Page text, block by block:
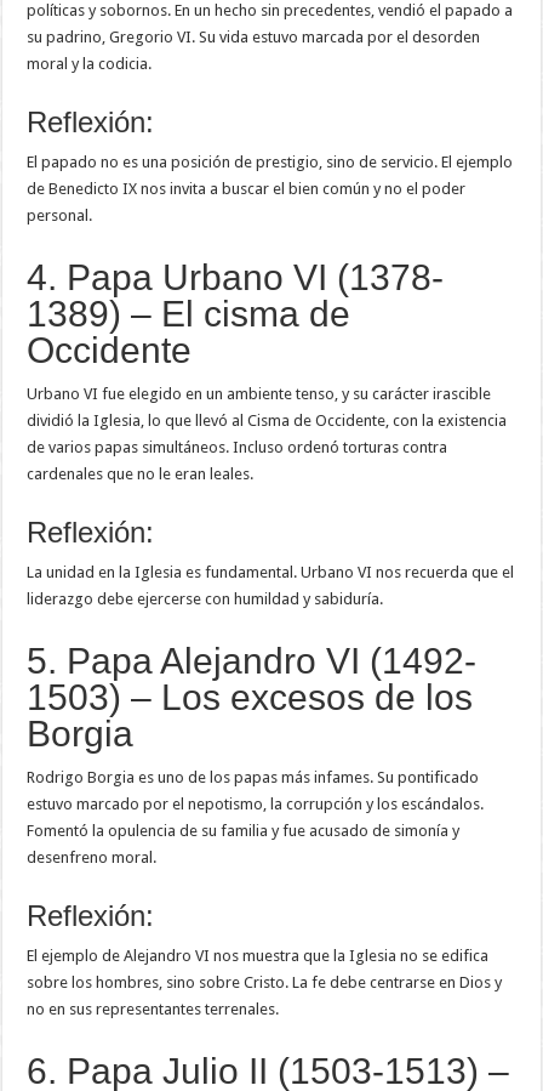
políticas y sobornos. En un hecho sin precedentes, vendió el papado a
su padrino, Gregorio VI. Su vida estuvo marcada por el desorden
moral y la codicia.
Reflexión:
El papado no es una posición de prestigio, sino de servicio. El ejemplo
de Benedicto IX nos invita a buscar el bien común y no el poder
personal.
4. Papa Urbano VI (1378-
1389) – El cisma de
Occidente
Urbano VI fue elegido en un ambiente tenso, y su carácter irascible
dividió la Iglesia, lo que llevó al Cisma de Occidente, con la existencia
de varios papas simultáneos. Incluso ordenó torturas contra
cardenales que no le eran leales.
Reflexión:
La unidad en la Iglesia es fundamental. Urbano VI nos recuerda que el
liderazgo debe ejercerse con humildad y sabiduría.
5. Papa Alejandro VI (1492-
1503) – Los excesos de los
Borgia
Rodrigo Borgia es uno de los papas más infames. Su pontificado
estuvo marcado por el nepotismo, la corrupción y los escándalos.
Fomentó la opulencia de su familia y fue acusado de simonía y
desenfreno moral.
Reflexión:
El ejemplo de Alejandro VI nos muestra que la Iglesia no se edifica
sobre los hombres, sino sobre Cristo. La fe debe centrarse en Dios y
no en sus representantes terrenales.
6. Papa Julio II (1503-1513) –